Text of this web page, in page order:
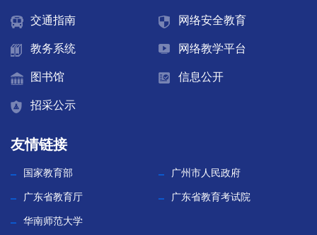
交通指南 网络安全教育
教务系统 网络教学平台
图书馆 信息公开
招采公示
友情链接
国家教育部 广州市人民政府
广东省教育厅 广东省教育考试院
华南师范大学